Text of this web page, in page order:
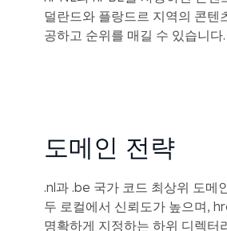
덜란드와 플랑드르 지역의 콘텐
공하고 순위를 매길 수 있습니다.
도메인 전략
.nl과 .be 국가 코드 최상위 도메
두 로컬에서 신뢰도가 높으며,
명확하게 지정하는 하위 디렉터